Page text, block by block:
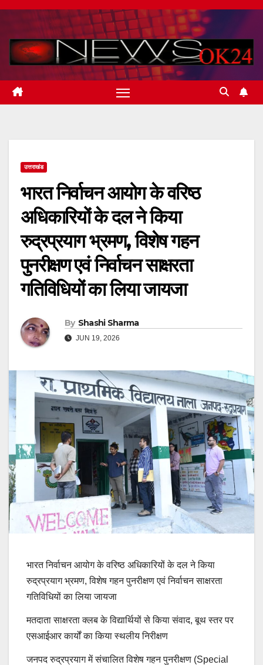
Skip
content
उत्तराखंड
भारत निर्वाचन आयोग के वरिष्ठ
अधिकारियों के दल ने किया
रुद्रप्रयाग भ्रमण, विशेष गहन
पुनरीक्षण एवं निर्वाचन साक्षरता
गतिविधियों का लिया जायजा
By Shashi Sharma
JUN 19, 2026
भारत निर्वाचन आयोग के वरिष्ठ अधिकारियों के दल ने किया
रुद्रप्रयाग भ्रमण, विशेष गहन पुनरीक्षण एवं निर्वाचन साक्षरता
गतिविधियों का लिया जायजा
मतदाता साक्षरता क्लब के विद्यार्थियों से किया संवाद, बूथ स्तर पर
एसआईआर कार्यों का किया स्थलीय निरीक्षण
जनपद रुद्रप्रयाग में संचालित विशेष गहन पुनरीक्षण (Special